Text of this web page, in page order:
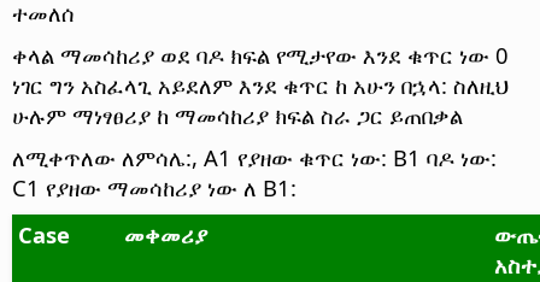
ተመለሰ
ቀላል ማመሳከሪያ ወደ ባዶ ክፍል የሚታየው እንደ ቁጥር ነው 0
ነገር ግን አስፈላጊ አይደለም እንደ ቁጥር ከ አሁን በኋላ: ስለዚህ
ሁሉም ማነፃፀሪያ ከ ማመሳከሪያ ክፍል ስራ ጋር ይጠበቃል
ለሚቀጥለው ለምሳሌ:, A1 የያዘው ቁጥር ነው: B1 ባዶ ነው:
C1 የያዘው ማመሳከሪያ ነው ለ B1:
Case
መቀመሪያ